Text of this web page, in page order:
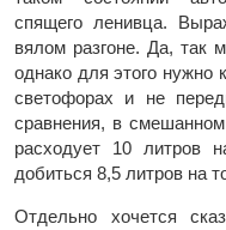
спящего ленивца.
вялом разгоне. Да, так
однако для этого нужно
светофорах и не
сравнения, в
расходует 10
добиться 8,5 литров на
Отдельно хочется